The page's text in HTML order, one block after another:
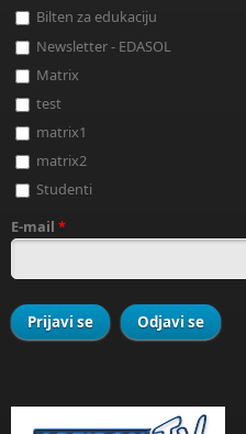
Bilten za edukaciju
Newsletter - EDASOL
Matrix
test
matrix1
matrix2
Studenti
E-mail *